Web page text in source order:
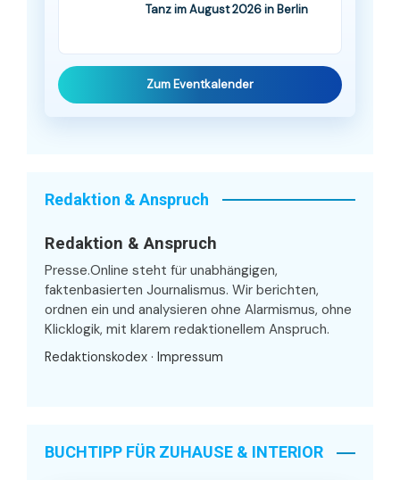
Tanz im August 2026 in Berlin
Zum Eventkalender
Redaktion & Anspruch
Redaktion & Anspruch
Presse.Online steht für unabhängigen,
faktenbasierten Journalismus. Wir berichten,
ordnen ein und analysieren ohne Alarmismus, ohne
Klicklogik, mit klarem redaktionellem Anspruch.
Redaktionskodex · Impressum
BUCHTIPP FÜR ZUHAUSE & INTERIOR